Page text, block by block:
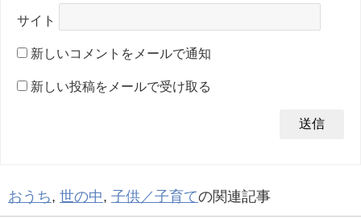
サイト
新しいコメントをメールで通知
新しい投稿をメールで受け取る
おうち, 世の中, 子供／子育ての関連記事